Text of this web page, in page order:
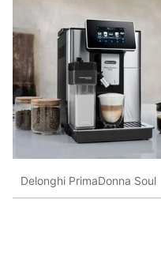
Delonghi PrimaDonna Soul